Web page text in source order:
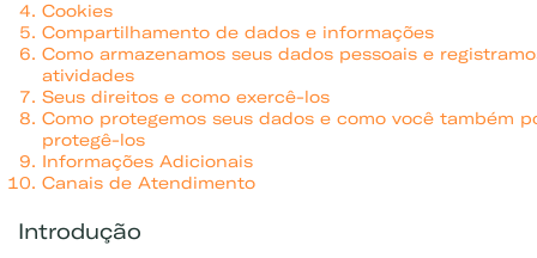
Cookies
Compartilhamento de dados e informações
Como armazenamos seus dados pessoais e
atividades
Seus direitos e como exercê-los
Como protegemos seus dados e como você também
protegê-los
Informações Adicionais
Canais de Atendimento
Introdução